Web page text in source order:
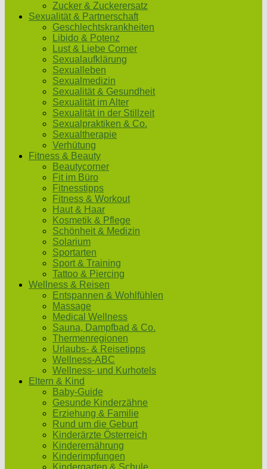
Zucker & Zuckerersatz
Sexualität & Partnerschaft
Geschlechtskrankheiten
Libido & Potenz
Lust & Liebe Corner
Sexualaufklärung
Sexualleben
Sexualmedizin
Sexualität & Gesundheit
Sexualität im Alter
Sexualität in der Stillzeit
Sexualpraktiken & Co.
Sexualtherapie
Verhütung
Fitness & Beauty
Beautycorner
Fit im Büro
Fitnesstipps
Fitness & Workout
Haut & Haar
Kosmetik & Pflege
Schönheit & Medizin
Solarium
Sportarten
Sport & Training
Tattoo & Piercing
Wellness & Reisen
Entspannen & Wohlfühlen
Massage
Medical Wellness
Sauna, Dampfbad & Co.
Thermenregionen
Urlaubs- & Reisetipps
Wellness-ABC
Wellness- und Kurhotels
Eltern & Kind
Baby-Guide
Gesunde Kinderzähne
Erziehung & Familie
Rund um die Geburt
Kinderärzte Österreich
Kinderernährung
Kinderimpfungen
Kindergarten & Schule